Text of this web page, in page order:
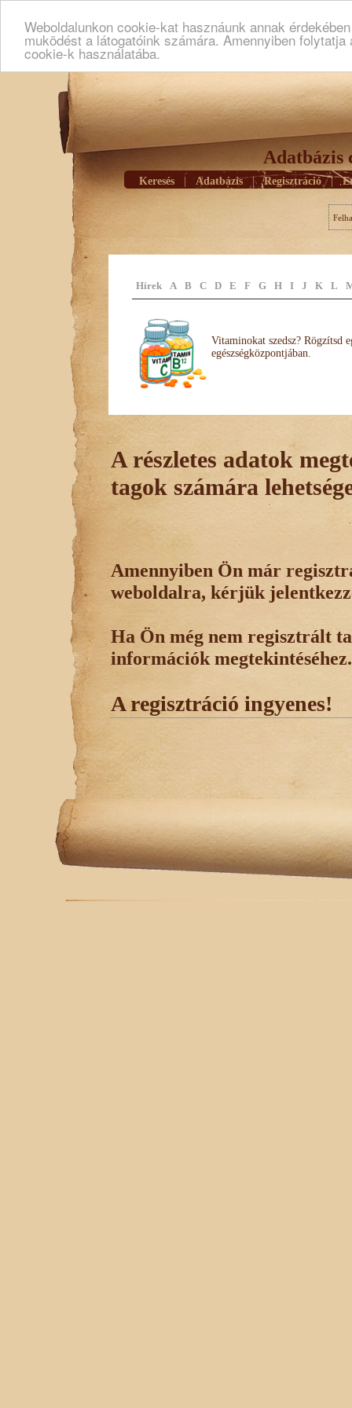
Weboldalunkon cookie-kat hasznáunk annak
muködést a látogatóink számára. Amennyiben
cookie-k használatába.
Adatbázis
Keresés Adatbázis | Regisztráció |
Hírek A B C D E F G H I J K L
Vitaminokat szedsz? Rögzítsd
egészségközpontjában.
A részletes adatok
tagok számára
Amennyiben Ön már
weboldalra, kérjük
Ha Ön még nem regisztrált
információk megtekintéséhez.
A regisztráció ingyenes!